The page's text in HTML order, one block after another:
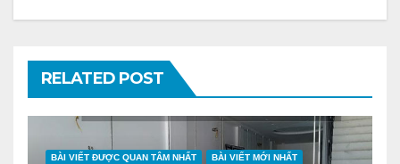
RELATED POST
BÀI VIẾT ĐƯỢC QUAN TÂM NHẤT BÀI VIẾT MỚI NHẤT